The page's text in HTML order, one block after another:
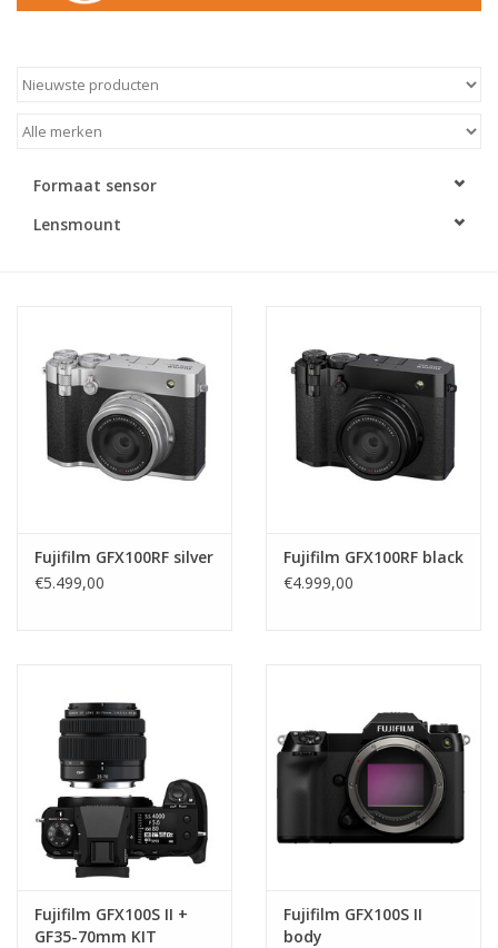
Formaat sensor
Lensmount
Fujifilm GFX100RF silver
€5.499,00
Fujifilm GFX100RF black
€4.999,00
Fujifilm GFX100S II +
GF35-70mm KIT
Fujifilm GFX100S II
body